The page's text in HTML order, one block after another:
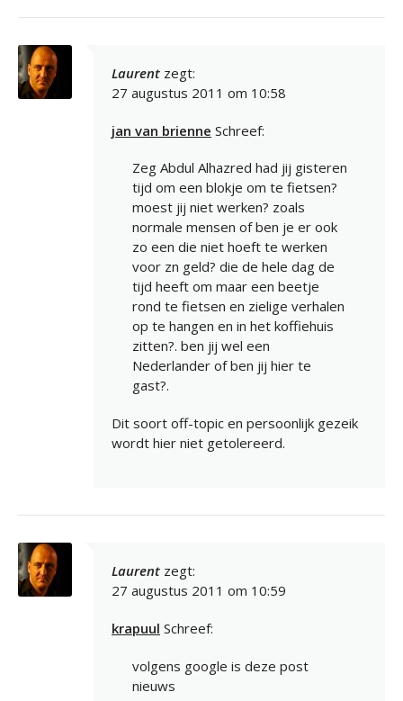
Laurent zegt:
27 augustus 2011 om 10:58
jan van brienne Schreef:
Zeg Abdul Alhazred had jij gisteren
tijd om een blokje om te fietsen?
moest jij niet werken? zoals
normale mensen of ben je er ook
zo een die niet hoeft te werken
voor zn geld? die de hele dag de
tijd heeft om maar een beetje
rond te fietsen en zielige verhalen
op te hangen en in het koffiehuis
zitten?. ben jij wel een
Nederlander of ben jij hier te
gast?.
Dit soort off-topic en persoonlijk gezeik
wordt hier niet getolereerd.
Laurent zegt:
27 augustus 2011 om 10:59
krapuul Schreef:
volgens google is deze post
nieuws